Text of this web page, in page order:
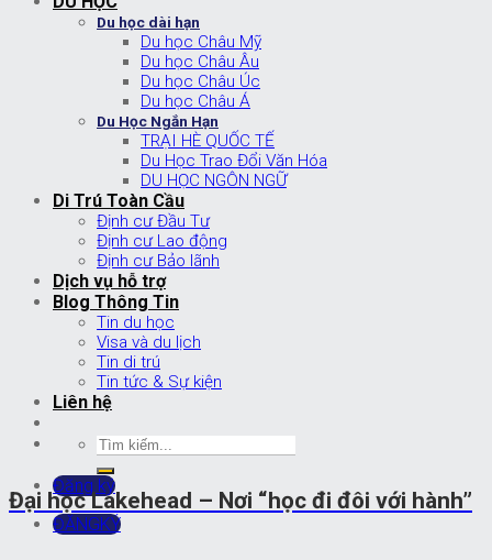
Du học dài hạn
Du học Châu Mỹ
Du học Châu Âu
Du học Châu Úc
Du học Châu Á
Du Học Ngắn Hạn
TRẠI HÈ QUỐC TẾ
Du Học Trao Đổi Văn Hóa
DU HỌC NGÔN NGỮ
Di Trú Toàn Cầu
Định cư Đầu Tư
Định cư Lao động
Định cư Bảo lãnh
Dịch vụ hỗ trợ
Blog Thông Tin
Tin du học
Visa và du lịch
Tin di trú
Tin tức & Sự kiện
Liên hệ
Đăng ký
ĐĂNGKÝ
Đại học Lakehead – Nơi “học đi đôi với hành”